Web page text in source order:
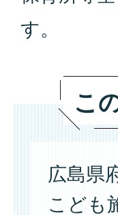
す。
こ
広島県
こども